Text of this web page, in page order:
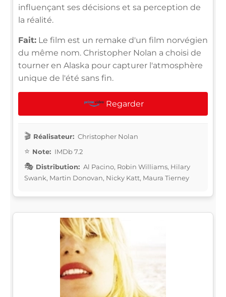
influençant ses décisions et sa perception de
la réalité.
Fait: Le film est un remake d'un film norvégien
du même nom. Christopher Nolan a choisi de
tourner en Alaska pour capturer l'atmosphère
unique de l'été sans fin.
Regarder
Réalisateur: Christopher Nolan
Note: IMDb 7.2
Distribution: Al Pacino, Robin Williams, Hilary
Swank, Martin Donovan, Nicky Katt, Maura Tierney